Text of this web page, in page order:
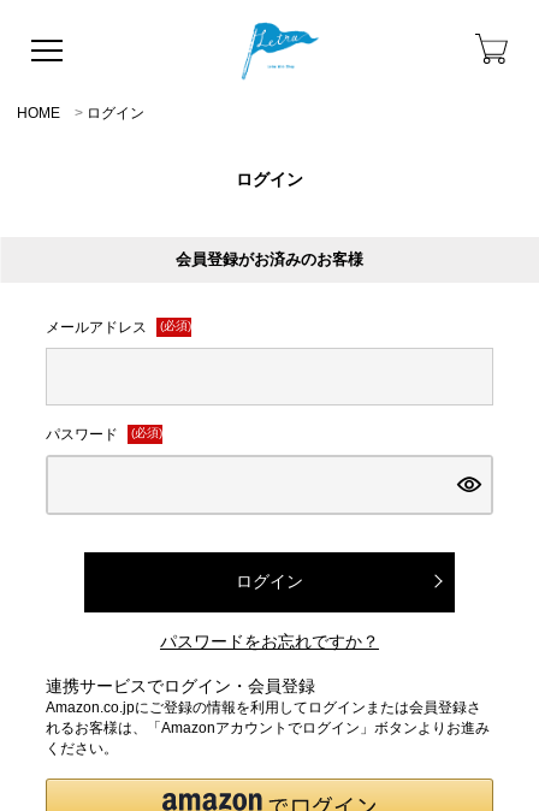
HOME ログイン
ログイン
会員登録がお済みのお客様
メールアドレス (必須)
パスワード (必須)
ログイン
パスワードをお忘れですか？
連携サービスでログイン・会員登録
Amazon.co.jpにご登録の情報を利用してログインまたは会員登録さ
れるお客様は、「Amazonアカウントでログイン」ボタンよりお進み
ください。